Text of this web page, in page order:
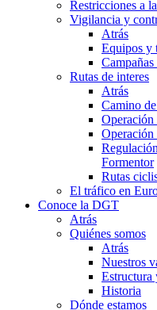
Restricciones a
Vigilancia y
Atrás
Equipos y
Rutas de interes
Atrás
Camino
Operación
Operación
Formentor
Rutas
El tráfico en
Conoce la DGT
Atrás
Quiénes somos
Atrás
Nuestros
Estructura
Historia
Dónde estamos